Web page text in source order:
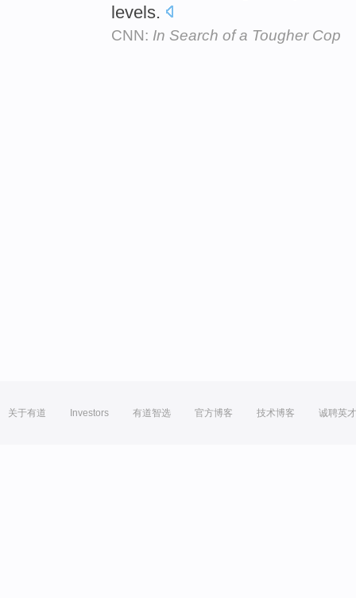
levels.
CNN: In Search of a Tougher Cop
关于有道 Investors 有道智选 官方博客 技术博客 诚聘英才